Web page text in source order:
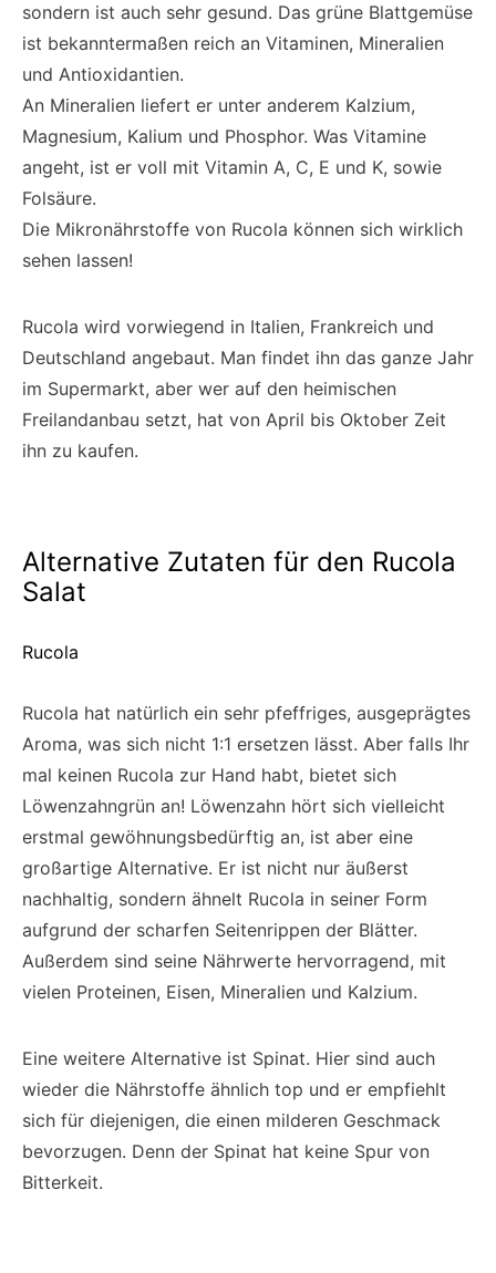
sondern ist auch sehr gesund. Das grüne Blattgemüse
ist bekanntermaßen reich an Vitaminen, Mineralien
und Antioxidantien.
An Mineralien liefert er unter anderem Kalzium,
Magnesium, Kalium und Phosphor. Was Vitamine
angeht, ist er voll mit Vitamin A, C, E und K, sowie
Folsäure.
Die Mikronährstoffe von Rucola können sich wirklich
sehen lassen!
Rucola wird vorwiegend in Italien, Frankreich und
Deutschland angebaut. Man findet ihn das ganze Jahr
im Supermarkt, aber wer auf den heimischen
Freilandanbau setzt, hat von April bis Oktober Zeit
ihn zu kaufen.
Alternative Zutaten für den Rucola
Salat
Rucola
Rucola hat natürlich ein sehr pfeffriges, ausgeprägtes
Aroma, was sich nicht 1:1 ersetzen lässt. Aber falls Ihr
mal keinen Rucola zur Hand habt, bietet sich
Löwenzahngrün an! Löwenzahn hört sich vielleicht
erstmal gewöhnungsbedürftig an, ist aber eine
großartige Alternative. Er ist nicht nur äußerst
nachhaltig, sondern ähnelt Rucola in seiner Form
aufgrund der scharfen Seitenrippen der Blätter.
Außerdem sind seine Nährwerte hervorragend, mit
vielen Proteinen, Eisen, Mineralien und Kalzium.
Eine weitere Alternative ist Spinat. Hier sind auch
wieder die Nährstoffe ähnlich top und er empfiehlt
sich für diejenigen, die einen milderen Geschmack
bevorzugen. Denn der Spinat hat keine Spur von
Bitterkeit.